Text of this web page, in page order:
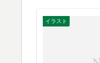
イラスト